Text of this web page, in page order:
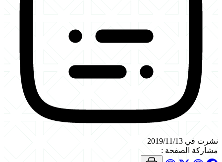
نشرت في 2019/11/13
مشاركة الصفحة :